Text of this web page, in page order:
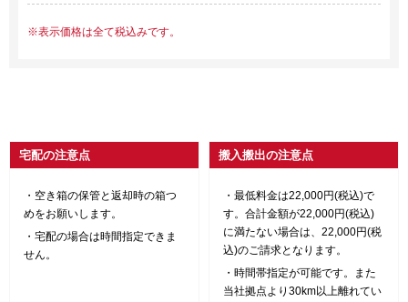
表示価格は全て税込みです。
宅配の注意点
空き箱の保管と返却時の箱つ
めをお願いします。
宅配の場合は時間指定できま
せん。
搬入搬出の注意点
最低料金は22,000円(税込)で
す。合計金額が22,000円(税込)
に満たない場合は、22,000円(税
込)のご請求となります。
時間帯指定が可能です。また
当社拠点より30km以上離れてい